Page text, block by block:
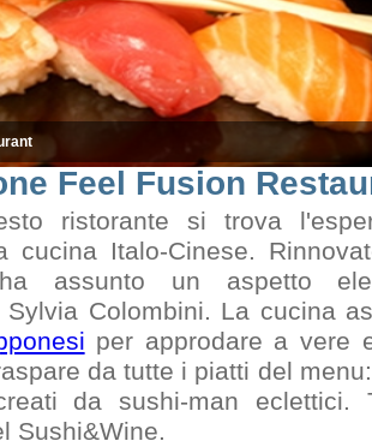
Feel Fusion
ristorante si trova
cucina Italo-Cinese.
ha assunto un aspetto
Sylvia Colombini. La cucina
per approdare a vere
da tutte i piatti del
da sushi-man eclettici.
Sushi&Wine.